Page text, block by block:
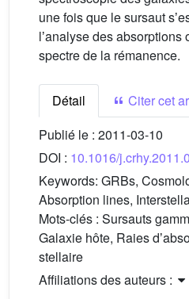
une fois que le sursaut
lʼanalyse des absorptions
spectre de la rémanence.
Détail
Citer cet
Publié le : 2011-03-10
DOI : 10.1016/
Keywords: GRBs,
Absorption lines,
Mots-clés : Sursauts
Galaxie hôte, Raies
stellaire
Affiliations des auteurs :